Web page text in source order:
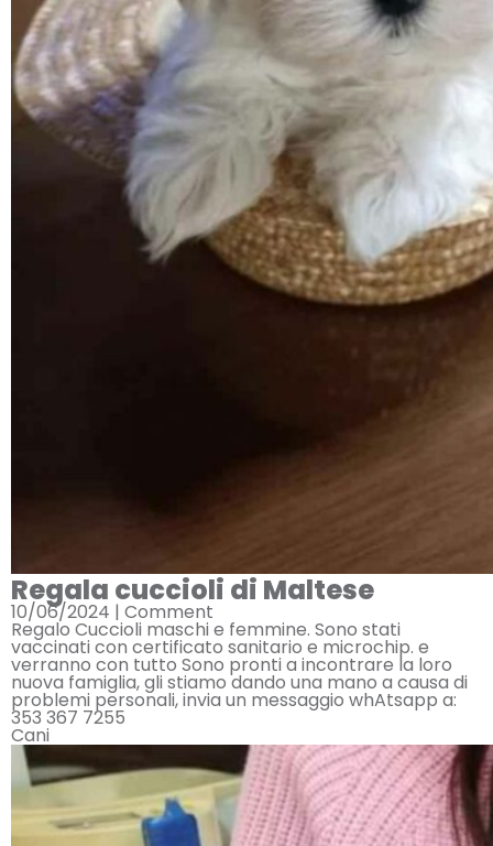
Regala cuccioli di Maltese
10/06/2024 | Comment
Regalo Cuccioli maschi e femmine. Sono stati
vaccinati con certificato sanitario e microchip. e
verranno con tutto Sono pronti a incontrare la loro
nuova famiglia, gli stiamo dando una mano a causa di
problemi personali, invia un messaggio whAtsapp a:
353 367 7255
Cani